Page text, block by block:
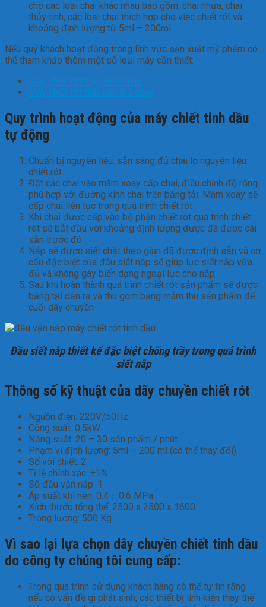
cho các loại chai khác nhau bao gồm: chai nhựa, chai
thủy tinh, các loại chai thích hợp cho việc chiết rót và
khoảng định lượng từ 5ml – 200ml
Nếu quý khách hoạt động trong lĩnh vực sản xuất mỹ phẩm có
thể tham khảo thêm một số loại máy cần thiết:
Máy chiết rót mỹ phẩm mini
Máy chiết rót tinh dầu thủ công
Quy trình hoạt động của máy chiết tinh dầu
tự động
Chuẩn bị nguyên liệu: sẵn sàng đủ chai lọ nguyên liệu
chiết rót
Đặt các chai vào mâm xoay cấp chai, điều chỉnh độ rộng
phù hợp với đường kính chai trên băng tải. Mâm xoay sẽ
cấp chai liên tục trong quá trình chiết rót
Khi chai được cấp vào bộ phận chiết rót quá trình chiết
rót sẽ bắt đầu với khoảng định lượng được đã được cài
sẵn trước đó
Nắp sẽ được siết chặt theo gian đã được định sẵn và cơ
cấu đặc biệt của đầu siết nắp sẽ giúp lực siết nắp vừa
đủ và không gây biến dạng ngoại lực cho nắp
Sau khi hoàn thành quá trình chiết rót sản phẩm sẽ được
băng tải dẫn ra và thu gom bằng mâm thu sản phẩm để
cuối dây chuyền
Đầu siết nắp thiết kế đặc biệt chống trầy trong quá trình
siết nắp
Thông số kỹ thuật của dây chuyền chiết rót
Nguồn điện: 220V/50Hz
Công suất: 0,5kW
Năng suất: 20 – 30 sản phẩm / phút
Phạm vi định lượng: 5ml – 200 ml (có thể thay đổi)
Số vòi chiết: 2
Tỉ lệ chính xác: ±1%
Số đầu vặn nắp: 1
Áp suất khí nên: 0.4 –.0.6 MPa
Kích thước tổng thể: 2500 x 2500 x 1600
Trọng lượng: 500 Kg
Vì sao lại lựa chọn dây chuyền chiết tinh dầu
do công ty chúng tôi cung cấp:
Trong quá trình sử dụng khách hàng có thể tự tin rằng
nếu có vấn đề gì phát sinh, các thiết bị linh kiện thay thế